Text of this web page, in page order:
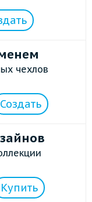
чехлов
Создать
Купить